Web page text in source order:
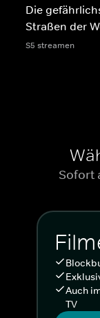
Die
Straßen der
S5 streamen
Sofort
Auch
TV